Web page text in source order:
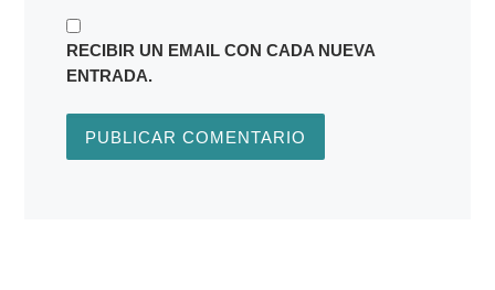
RECIBIR UN EMAIL CON CADA NUEVA
ENTRADA.